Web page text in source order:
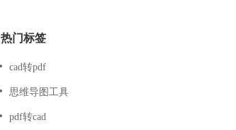
热门标签
cad转pdf
思维导图工具
pdf转cad